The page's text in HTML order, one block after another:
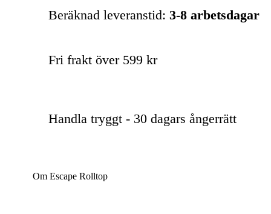
Beräknad leveranstid: 3-8 arbetsdagar
Fri frakt över 599 kr
Handla tryggt - 30 dagars ångerrätt
Om Escape Rolltop